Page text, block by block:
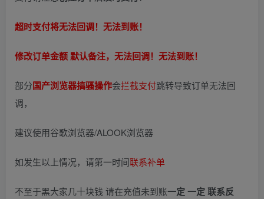
超时支付将无法回调！无法到账！
修改订单金额 默认备注，无法回调！无法到账！
部分国产浏览器搞骚操作会拦截支付跳转导致订单无法回
调，
建议使用谷歌浏览器/ALOOK浏览器
如发生以上情况，请第一时间联系补单
不至于黑大家几十块钱 请在充值未到账一定 一定 联系反